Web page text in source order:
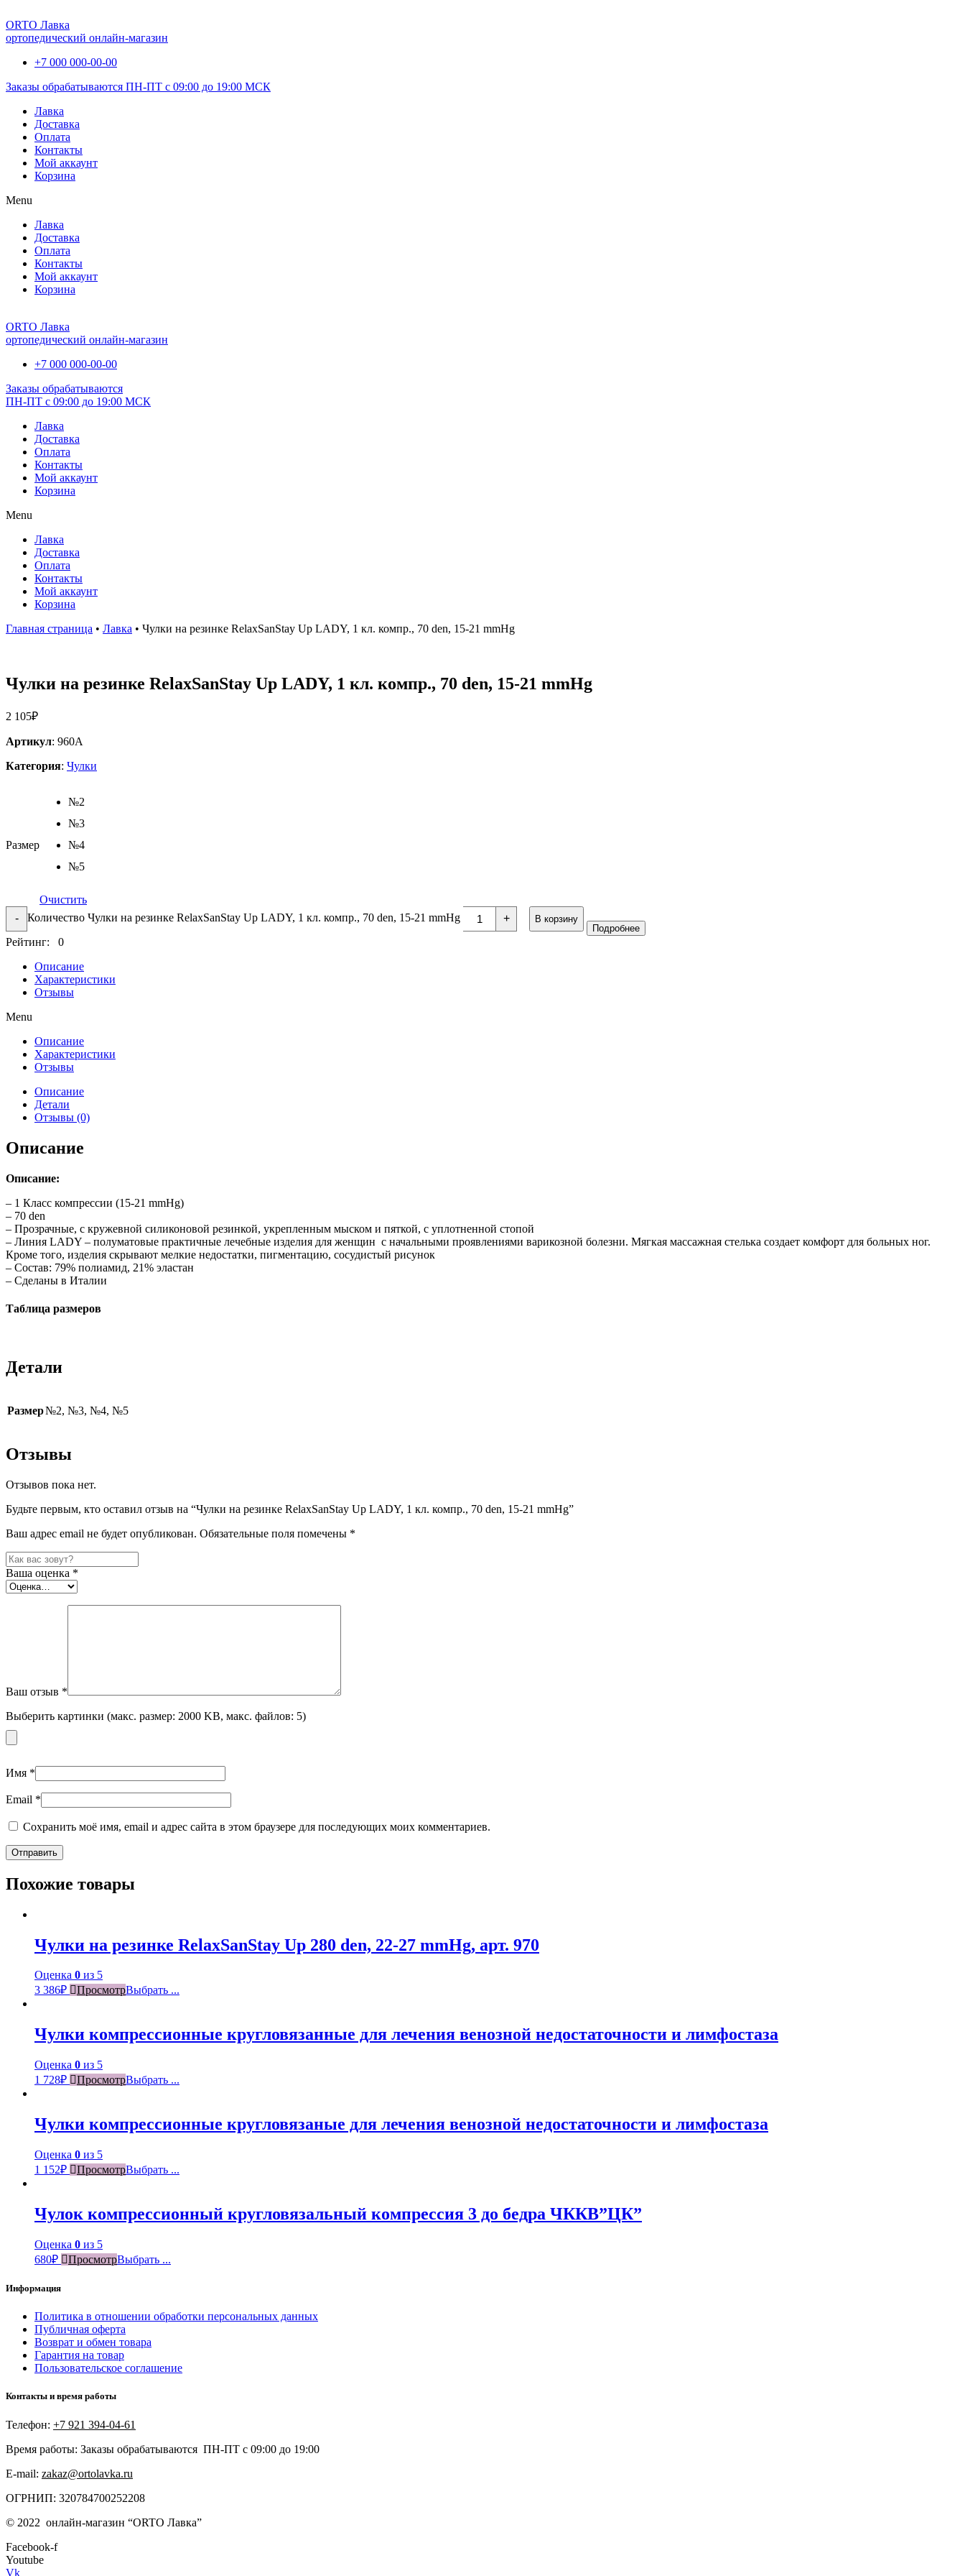
ORTO Лавка
ортопедический онлайн-магазин
+7 000 000-00-00
Заказы обрабатываются ПН-ПТ с 09:00 до 19:00 МСК
Лавка
Доставка
Оплата
Контакты
Мой аккаунт
Корзина
Menu
Лавка
Доставка
Оплата
Контакты
Мой аккаунт
Корзина
ORTO Лавка
ортопедический онлайн-магазин
+7 000 000-00-00
Заказы обрабатываются
ПН-ПТ с 09:00 до 19:00 МСК
Лавка
Доставка
Оплата
Контакты
Мой аккаунт
Корзина
Menu
Лавка
Доставка
Оплата
Контакты
Мой аккаунт
Корзина
Главная страница • Лавка • Чулки на резинке RelaxSanStay Up LADY, 1 кл. компр., 70 den, 15-21 mmHg
Чулки на резинке RelaxSanStay Up LADY, 1 кл. компр., 70 den, 15-21 mmHg
2 105₽
Артикул: 960А
Категория: Чулки
Размер
№2
№3
№4
№5
Очистить
-
Количество Чулки на резинке RelaxSanStay Up LADY, 1 кл. компр., 70 den, 15-21 mmHg +
В корзину
Подробнее
Рейтинг: 0
Описание
Характеристики
Отзывы
Menu
Описание
Характеристики
Отзывы
Описание
Детали
Отзывы (0)
Описание
Описание:
– 1 Класс компрессии (15-21 mmHg)
– 70 den
– Прозрачные, с кружевной силиконовой резинкой, укрепленным мыском и пяткой, с уплотненной стопой
– Линия LADY – полуматовые практичные лечебные изделия для женщин с начальными проявлениями варикозной болезни. Мягкая массажная стелька создает комфорт для больных ног.
Кроме того, изделия скрывают мелкие недостатки, пигментацию, сосудистый рисунок
– Состав: 79% полиамид, 21% эластан
– Сделаны в Италии
Таблица размеров
Детали
Размер№2, №3, №4, №5
Отзывы
Отзывов пока нет.
Будьте первым, кто оставил отзыв на “Чулки на резинке RelaxSanStay Up LADY, 1 кл. компр., 70 den, 15-21 mmHg”
Ваш адрес email не будет опубликован. Обязательные поля помечены *
Ваша оценка *
Ваш отзыв *
Выберить картинки (макс. размер: 2000 KB, макс. файлов: 5)
Имя *
Email *
Сохранить моё имя, email и адрес сайта в этом браузере для последующих моих комментариев.
Похожие товары
Чулки на резинке RelaxSanStay Up 280 den, 22-27 mmHg, арт. 970
Оценка 0 из 5
3 386₽ ПросмотрВыбрать ...
Чулки компрессионные кругловязанные для лечения венозной недостаточности и лимфостаза
Оценка 0 из 5
1 728₽ ПросмотрВыбрать ...
Чулки компрессионные кругловязаные для лечения венозной недостаточности и лимфостаза
Оценка 0 из 5
1 152₽ ПросмотрВыбрать ...
Чулок компрессионный кругловязальный компрессия 3 до бедра ЧККВ”ЦК”
Оценка 0 из 5
680₽ ПросмотрВыбрать ...
Информация
Политика в отношении обработки персональных данных
Публичная оферта
Возврат и обмен товара
Гарантия на товар
Пользовательское соглашение
Контакты и время работы
Телефон: +7 921 394-04-61
Время работы: Заказы обрабатываются ПН-ПТ с 09:00 до 19:00
E-mail: zakaz@ortolavka.ru
ОГРНИП: 320784700252208
© 2022 онлайн-магазин “ORTO Лавка”
Facebook-f
Youtube
Vk